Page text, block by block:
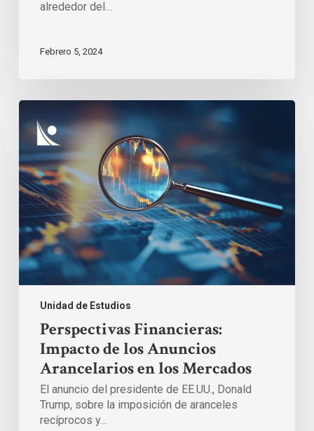
alrededor del…
Febrero 5, 2024
Unidad de Estudios
Perspectivas
Financieras:
Impacto
los
Anuncios
Arancelarios
en
los
Mercados
Perspectivas Financieras:
Impacto de los Anuncios
Arancelarios en los Mercados
El anuncio del presidente de EE.UU., Donald
Trump, sobre la imposición de aranceles
recíprocos y…